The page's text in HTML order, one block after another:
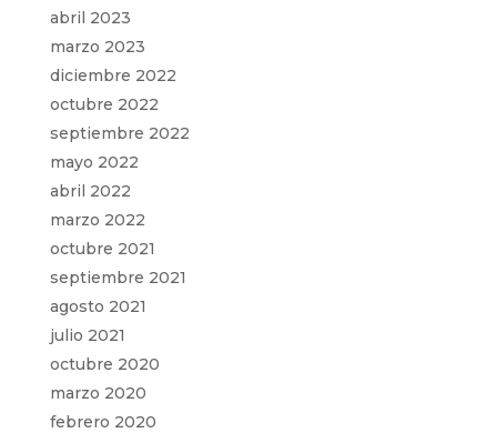
abril 2023
marzo 2023
diciembre 2022
octubre 2022
septiembre 2022
mayo 2022
abril 2022
marzo 2022
octubre 2021
septiembre 2021
agosto 2021
julio 2021
octubre 2020
marzo 2020
febrero 2020